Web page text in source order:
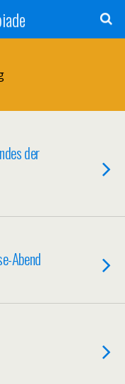
der
Abend